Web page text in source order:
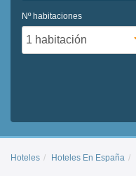
Nº habitaciones
Hoteles Hoteles En España